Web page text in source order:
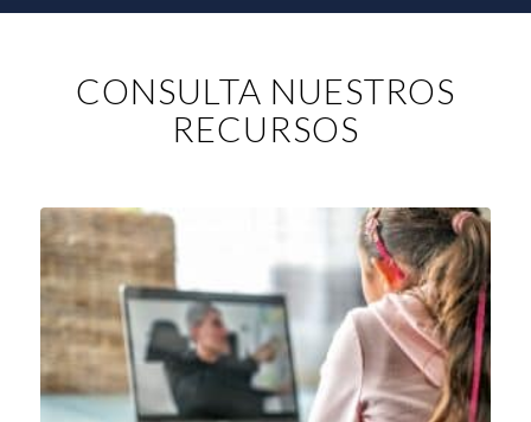
CONSULTA NUESTROS
RECURSOS